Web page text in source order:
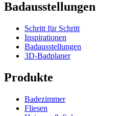
Badausstellungen
Schritt für Schritt
Inspirationen
Badausstellungen
3D-Badplaner
Produkte
Badezimmer
Fliesen